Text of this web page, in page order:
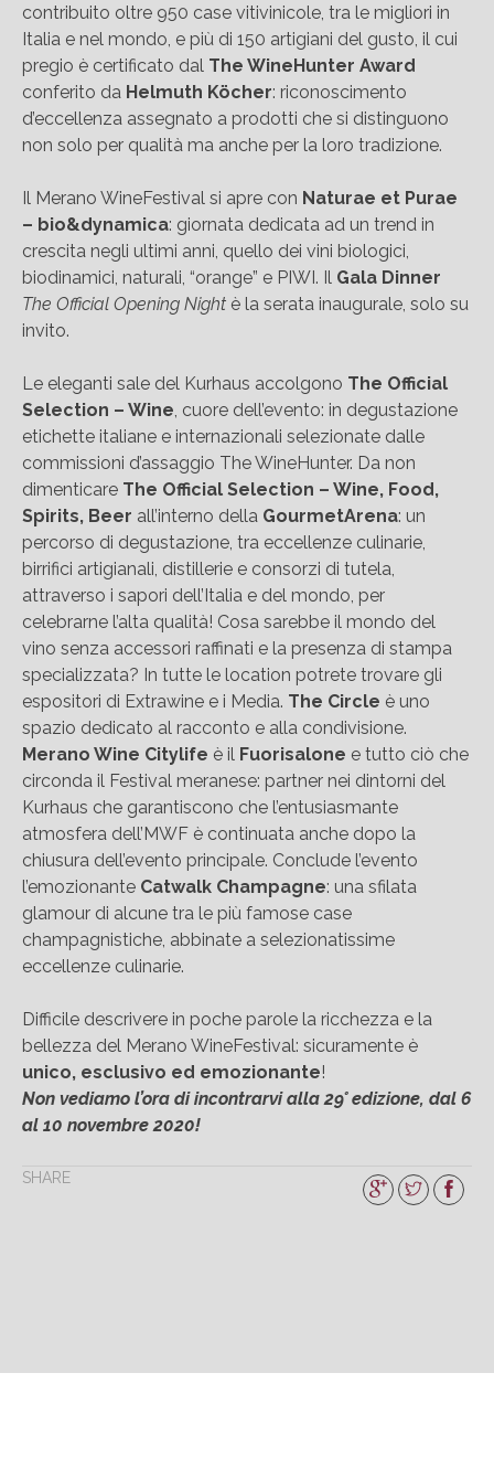
contribuito oltre 950 case vitivinicole, tra le migliori in
Italia e nel mondo, e più di 150 artigiani del gusto, il cui
pregio è certificato dal The WineHunter Award
conferito da Helmuth Köcher: riconoscimento
d’eccellenza assegnato a prodotti che si distinguono
non solo per qualità ma anche per la loro tradizione.
Il Merano WineFestival si apre con Naturae et Purae
– bio&dynamica: giornata dedicata ad un trend in
crescita negli ultimi anni, quello dei vini biologici,
biodinamici, naturali, “orange” e PIWI. Il Gala Dinner
The Official Opening Night è la serata inaugurale, solo su
invito.
Le eleganti sale del Kurhaus accolgono The Official
Selection – Wine , cuore dell’evento: in degustazione
etichette italiane e internazionali selezionate dalle
commissioni d’assaggio The WineHunter. Da non
dimenticare The Official Selection – Wine, Food,
Spirits, Beer all’interno della GourmetArena: un
percorso di degustazione, tra eccellenze culinarie,
birrifici artigianali, distillerie e consorzi di tutela,
attraverso i sapori dell’Italia e del mondo, per
celebrarne l’alta qualità! Cosa sarebbe il mondo del
vino senza accessori raffinati e la presenza di stampa
specializzata? In tutte le location potrete trovare gli
espositori di Extrawine e i Media. The Circle è uno
spazio dedicato al racconto e alla condivisione.
Merano Wine Citylife è il Fuorisalone e tutto ciò che
circonda il Festival meranese: partner nei dintorni del
Kurhaus che garantiscono che l’entusiasmante
atmosfera dell’MWF è continuata anche dopo la
chiusura dell’evento principale. Conclude l’evento
l’emozionante Catwalk Champagne: una sfilata
glamour di alcune tra le più famose case
champagnistiche, abbinate a selezionatissime
eccellenze culinarie.
Difficile descrivere in poche parole la ricchezza e la
bellezza del Merano WineFestival: sicuramente è
unico, esclusivo ed emozionante!
Non vediamo l’ora di incontrarvi alla 29° edizione, dal 6
al 10 novembre 2020!
SHARE